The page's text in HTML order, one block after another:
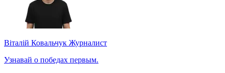
Віталій Ковальчук Журналист
Узнавай о победах первым.